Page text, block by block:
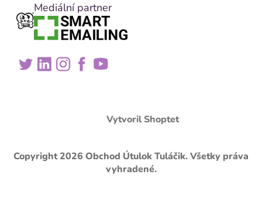
Mediální partner
Vytvoril Shoptet
Copyright 2026 Obchod Útulok Tuláčik. Všetky práva
vyhradené.